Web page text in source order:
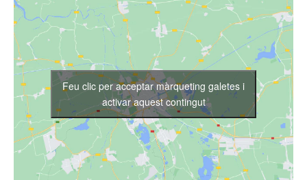
Feu clic per acceptar màrqueting galetes i
activar aquest contingut